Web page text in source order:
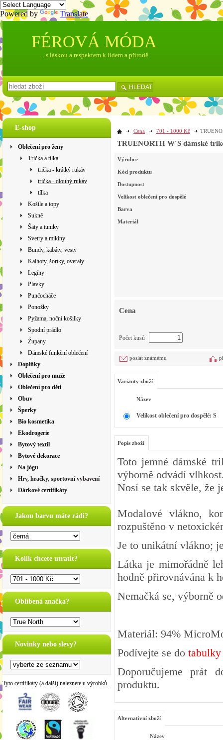
Powered by Translate
E-shop
Oblečení pro ženy
Trička a tílka
trička - krátký rukáv
trička - dlouhý rukáv
tílka
Košile a topy
Sukně
Šaty a tuniky
Svetry a mikiny
Bundy, kabáty, vesty
Kalhoty, šortky, overaly
Legíny
Plavky
Punčocháče
Ponožky
Pyžama, noční košilky
Spodní prádlo
Župany
Dámské funkční oblečení
Doplňky
Oblečení pro muže
Oblečení pro děti
Obuv
Šperky
Bio kosmetika
Ekodrogerie
Bytový textil
Bytové dekorace
Na jógu
Hry, hračky, sportovní vybavení
Dárkové certifikáty
Jakou barvu máte rádi?
Kolik chcete utratit?
Oblíbená značka?
Novinky nebo slevy?
Tyto certifikáty (a další) naleznete u výrobků.
Cena 701 - 1000 Kč
TRUENORTH W´S dámské
Výrobce
Kód produktu
Dostupnost
Velikost oblečení pro dospělé
Barva
Materiál
Cena
Počet kusů
poslat známému
Varianty zboží
Název
Velikost oblečení pro dospělé: S
Popis zboží
Toto jemné dámské
výborně odvádí
Nosí se tak skvěle, že
Modalové vlákno,
rozpuštěno v
Je to unikátní vlákno;
Látka je mimořádně
hodně přirovnávána k
Nemačká se, výborně
Materiál: 94%
Podívejte se do
Doporučujeme prát
produktu.
Alternativní zboží
Název
FÉROVÁ MÓDA
... s láskou a respektem k lidem a přírodě
HLEDAT